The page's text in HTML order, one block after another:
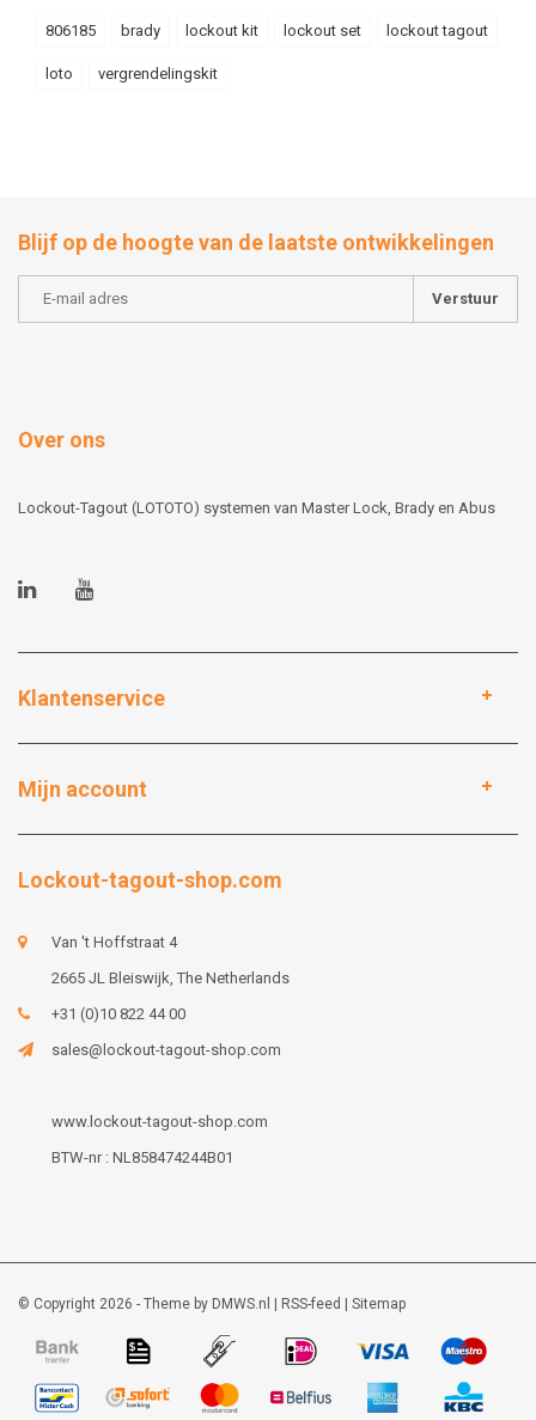
806185 brady lockout kit lockout set lockout tagout
loto vergrendelingskit
Blijf op de hoogte van de laatste ontwikkelingen
Verstuur
Over ons
Lockout-Tagout (LOTOTO) systemen van Master Lock, Brady en Abus
Klantenservice
Mijn account
Lockout-tagout-shop.com
Van 't Hoffstraat 4
2665 JL Bleiswijk, The Netherlands
+31 (0)10 822 44 00
sales@lockout-tagout-shop.com
www.lockout-tagout-shop.com
BTW-nr : NL858474244B01
© Copyright 2026 - Theme by DMWS.nl | RSS-feed | Sitemap